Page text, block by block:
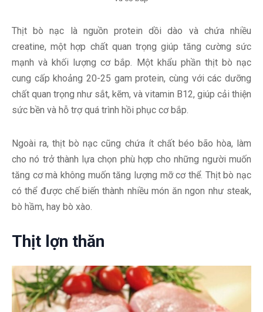
Thịt bò nạc là nguồn protein dồi dào và chứa nhiều
creatine, một hợp chất quan trọng giúp tăng cường sức
mạnh và khối lượng cơ bắp. Một khẩu phần thịt bò nạc
cung cấp khoảng 20-25 gam protein, cùng với các dưỡng
chất quan trọng như sắt, kẽm, và vitamin B12, giúp cải thiện
sức bền và hỗ trợ quá trình hồi phục cơ bắp.
Ngoài ra, thịt bò nạc cũng chứa ít chất béo bão hòa, làm
cho nó trở thành lựa chọn phù hợp cho những người muốn
tăng cơ mà không muốn tăng lượng mỡ cơ thể. Thịt bò nạc
có thể được chế biến thành nhiều món ăn ngon như steak,
bò hầm, hay bò xào.
Thịt lợn thăn